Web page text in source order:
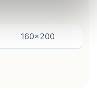
160x200